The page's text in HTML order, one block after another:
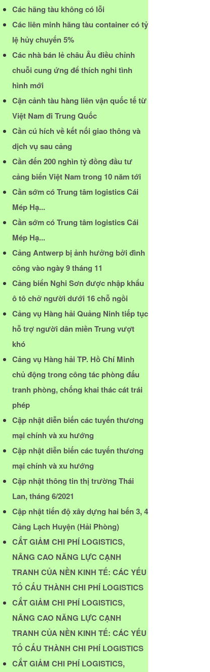
Các hãng tàu không có lỗi
Các liên minh hãng tàu container có tỷ
lệ hủy chuyến 5%
Các nhà bán lẻ châu Âu điều chỉnh
chuỗi cung ứng để thích nghi tình
hình mới
Cận cảnh tàu hàng liên vận quốc tế từ
Việt Nam đi Trung Quốc
Cần cú hích về kết nối giao thông và
dịch vụ sau cảng
Cần đến 200 nghìn tỷ đồng đầu tư
cảng biển Việt Nam trong 10 năm tới
Cần sớm có Trung tâm logistics Cái
Mép Hạ...
Cần sớm có Trung tâm logistics Cái
Mép Hạ...
Cảng Antwerp bị ảnh hưởng bởi đình
công vào ngày 9 tháng 11
Cảng biển Nghi Sơn được nhập khẩu
ô tô chở người dưới 16 chỗ ngồi
Cảng vụ Hàng hải Quảng Ninh tiếp tục
hỗ trợ người dân miền Trung vượt
khó
Cảng vụ Hàng hải TP. Hồ Chí Minh
chủ động trong công tác phòng đấu
tranh phòng, chống khai thác cát trái
phép
Cập nhật diễn biến các tuyến thương
mại chính và xu hướng
Cập nhật diễn biến các tuyến thương
mại chính và xu hướng
Cập nhật thông tin thị trường Thái
Lan, tháng 6/2021
Cập nhật tiến độ xây dựng hai bến 3, 4
Cảng Lạch Huyện (Hải Phòng)
CẮT GIẢM CHI PHÍ LOGISTICS,
NÂNG CAO NĂNG LỰC CẠNH
TRANH CỦA NỀN KINH TẾ: CÁC YẾU
TỐ CẤU THÀNH CHI PHÍ LOGISTICS
CẮT GIẢM CHI PHÍ LOGISTICS,
NÂNG CAO NĂNG LỰC CẠNH
TRANH CỦA NỀN KINH TẾ: CÁC YẾU
TỐ CẤU THÀNH CHI PHÍ LOGISTICS
CẮT GIẢM CHI PHÍ LOGISTICS,